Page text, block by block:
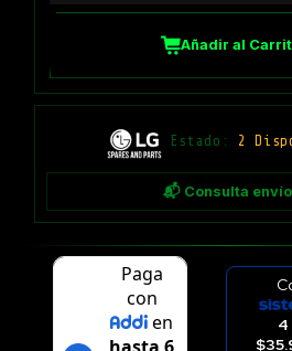
Añadir al
Estado: 2
📬 Consulta envío
4